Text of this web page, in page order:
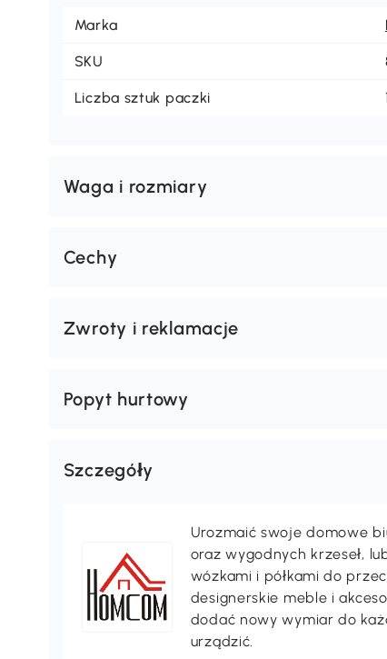
Marka
SKU
Liczba sztuk paczki
Waga i rozmiary
Cechy
Zwroty i reklamacje
Popyt hurtowy
Szczegóły
Urozmaić swoje domowe
oraz wygodnych krzeseł,
wózkami i półkami do
designerskie meble i
dodać nowy wymiar do
urządzić.